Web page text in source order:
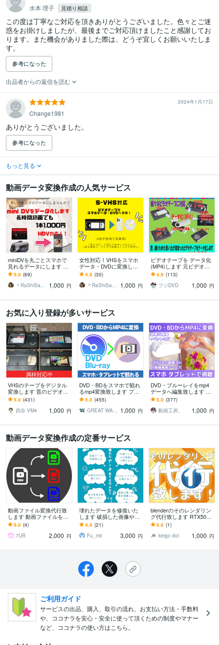
水本 理子 見積り相談
この度は丁寧なご対応を頂きありがとうございました。色々とご迷
惑をお掛けしましたが、最後までご対応頂けましたこと感謝してお
ります。また機会がありました際は、どうぞ宜しくお願いいたしま
す。
参考になった
出品者からの返信を読む
2024年1月17日
Change1981
ありがとうございました。
参考になった
もっと見る
動画データ変換作成の人気サービス
miniDVを丸ごとスマホで
見れるデータにします 【1
本一律1000円】時間制限
なし！miniDVをmp4変換
5.0 (69)
＊RaShiSa＊動画変換・HP作成
1,000 円
女性対応！VHSをスマホ
データ・DVDに変換しま
す 【1本一律1000円】時
間制限無し！S端子接続で
デジタル化
4.8 (30)
＊RaShiSa＊動画変換・HP作成
1,000 円
ビデオテープを データ化
(MP4)します 元ビデオテ
ープ1本分、データ化の価
格です
4.9 (113)
フジDVD
1,000 円
お気に入り登録が多いサービス
満枠対応中
VHSのテープをデジタル
変換します 昔のビデオを
スマホやDVDプレーヤー
で。簡易カビ除去対応
5.0 (431)
四谷 VM4
1,000 円
DVD・BDをスマホで観れ
るmp4変換致します プロ
の品質！大切な思い出を
いつでもスマホで持ち歩
ける！
5.0 (455)
GREAT WALL 1,000 円
DVD・ブルーレイをmp4
データへ編集致します 高
品質なエンコード技術でm
p4フォーマット変換！
5.0 (377)
動画工房。
1,000 円
動画データ変換作成の定番サービス
動画ファイル変換代行致
します 動画ファイルを指
定の形式に変換致しま
す！
5.0 (4)
7UR
2,000 円
壊れたデータを修復いた
します 破損した画像や動
画を復元！AdobeやOffice
もOK！
4.9 (21)
Fu_mii
3,000 円
blenderのそのレンダリン
グ代行致します RTX5090
を使って最短でレンダリ
ング致します！
5.0 (1)
keigo doi
1,000 円
ご利用ガイド
サービスの出品、購入、取引の流れ、お支払い方法・手数料
や、ココナラを安心・安全に使って頂くための制度やマナー
など、ココナラの使い方はこちら。